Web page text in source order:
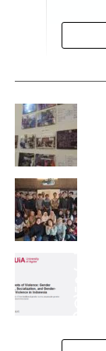
Share this:
X
Like this:
Loading...